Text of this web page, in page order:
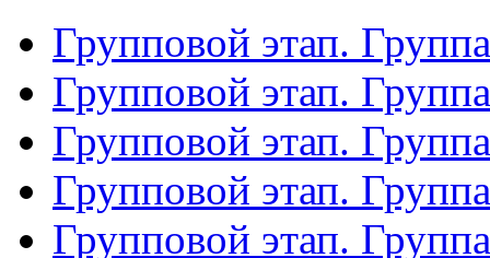
Групповой этап.
Групповой этап.
Групповой этап.
Групповой этап.
Групповой этап.